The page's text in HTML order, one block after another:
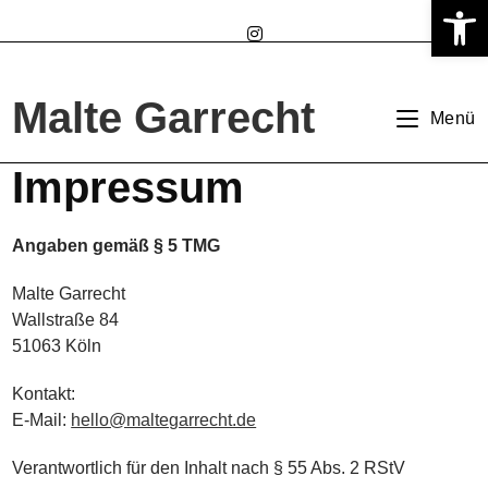
Werkzeugleiste öffnen
Malte Garrecht Menü
Impressum
Angaben gemäß § 5 TMG
Malte Garrecht
Wallstraße 84
51063 Köln
Kontakt:
E-Mail: hello@maltegarrecht.de
Verantwortlich für den Inhalt nach § 55 Abs. 2 RStV